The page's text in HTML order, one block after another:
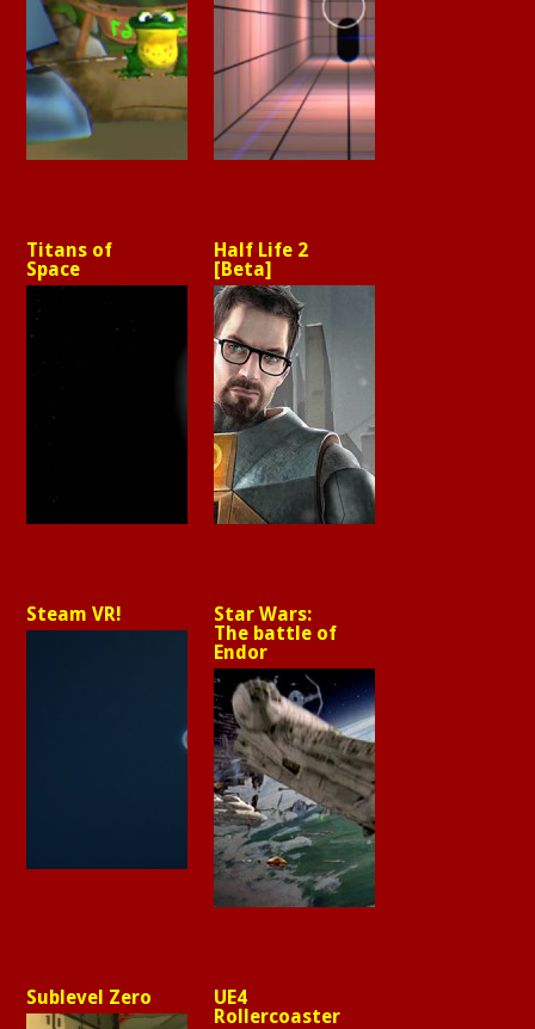
Titans of
Space
Half Life 2
[Beta]
Steam VR!
Star Wars:
The battle of
Endor
Sublevel Zero
UE4
Rollercoaster